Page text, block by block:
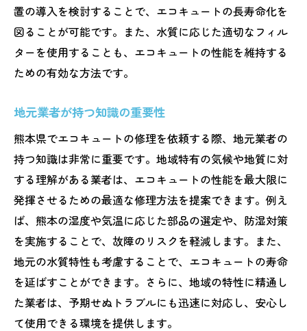
置の導入を検討することで、エコキュートの長寿命化を
図ることが可能です。また、水質に応じた適切なフィル
ターを使用することも、エコキュートの性能を維持する
ための有効な方法です。
地元業者が持つ知識の重要性
熊本県でエコキュートの修理を依頼する際、地元業者の
持つ知識は非常に重要です。地域特有の気候や地質に対
する理解がある業者は、エコキュートの性能を最大限に
発揮させるための最適な修理方法を提案できます。例え
ば、熊本の湿度や気温に応じた部品の選定や、防湿対策
を実施することで、故障のリスクを軽減します。また、
地元の水質特性も考慮することで、エコキュートの寿命
を延ばすことができます。さらに、地域の特性に精通し
た業者は、予期せぬトラブルにも迅速に対応し、安心し
て使用できる環境を提供します。